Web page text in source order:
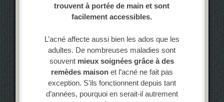
trouvent à portée de main et sont
facilement accessibles.
L’acné affecte aussi bien les ados que les
adultes. De nombreuses maladies sont
souvent mieux soignées grâce à des
remèdes maisonet l’acné ne fait pas
exception. S’ils fonctionnent depuis tant
d’années, pourquoi en serait-il autrement